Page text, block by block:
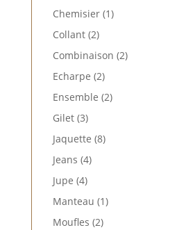
produits
Chemisier 11
Collant 22
produits
Combinaison 22
Echarpe 22
produits
Ensemble 22
Gilet 33
produits
Jaquette 88
Jeans 44
Jupe 44
produits
Manteau 11
Moufles 22